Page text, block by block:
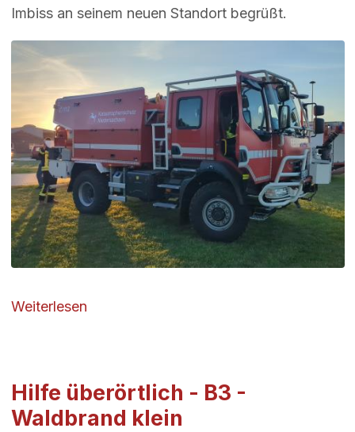
Imbiss an seinem neuen Standort begrüßt.
Image
Weiterlesenüber Neues Pferd im Stall:
Hilfe überörtlich - B3 -
Waldbrand klein